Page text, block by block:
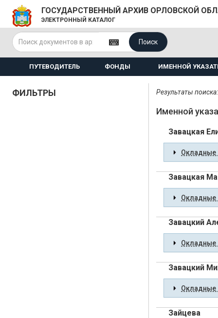
ГОСУДАРСТВЕННЫЙ АРХИВ ОРЛОВСКОЙ
ЭЛЕКТРОННЫЙ КАТАЛОГ
Поиск
ПУТЕВОДИТЕЛЬ ФОНДЫ ИМЕННОЙ
ФИЛЬТРЫ Результаты
Именной
Завацкая
Окладные
Завацкая
Окладные
Завацкий
Окладные
Завацкий
Окладные
Зайцева